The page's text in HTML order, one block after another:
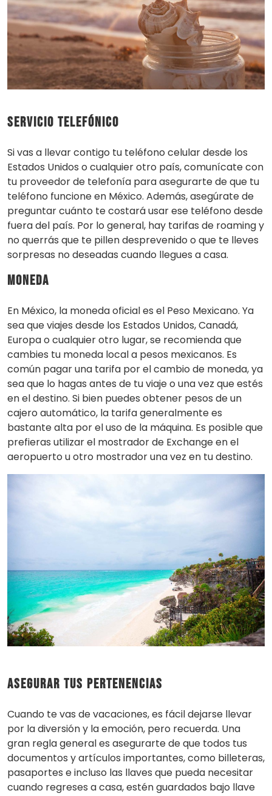
Servicio Telefónico
Si vas a llevar contigo tu teléfono celular desde los
Estados Unidos o cualquier otro país, comunícate con
tu proveedor de telefonía para asegurarte de que tu
teléfono funcione en México. Además, asegúrate de
preguntar cuánto te costará usar ese teléfono desde
fuera del país. Por lo general, hay tarifas de roaming y
no querrás que te pillen desprevenido o que te lleves
sorpresas no deseadas cuando llegues a casa.
Moneda
En México, la moneda oficial es el Peso Mexicano. Ya
sea que viajes desde los Estados Unidos, Canadá,
Europa o cualquier otro lugar, se recomienda que
cambies tu moneda local a pesos mexicanos. Es
común pagar una tarifa por el cambio de moneda, ya
sea que lo hagas antes de tu viaje o una vez que estés
en el destino. Si bien puedes obtener pesos de un
cajero automático, la tarifa generalmente es
bastante alta por el uso de la máquina. Es posible que
prefieras utilizar el mostrador de Exchange en el
aeropuerto u otro mostrador una vez en tu destino.
Asegurar tus pertenencias
Cuando te vas de vacaciones, es fácil dejarse llevar
por la diversión y la emoción, pero recuerda. Una
gran regla general es asegurarte de que todos tus
documentos y artículos importantes, como billeteras,
pasaportes e incluso las llaves que pueda necesitar
cuando regreses a casa, estén guardados bajo llave